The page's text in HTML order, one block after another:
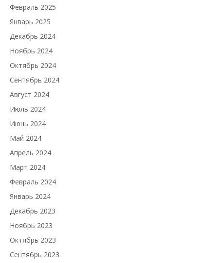
Февраль 2025
Январь 2025
Декабрь 2024
Ноябрь 2024
Октябрь 2024
Сентябрь 2024
Август 2024
Июль 2024
Июнь 2024
Май 2024
Апрель 2024
Март 2024
Февраль 2024
Январь 2024
Декабрь 2023
Ноябрь 2023
Октябрь 2023
Сентябрь 2023